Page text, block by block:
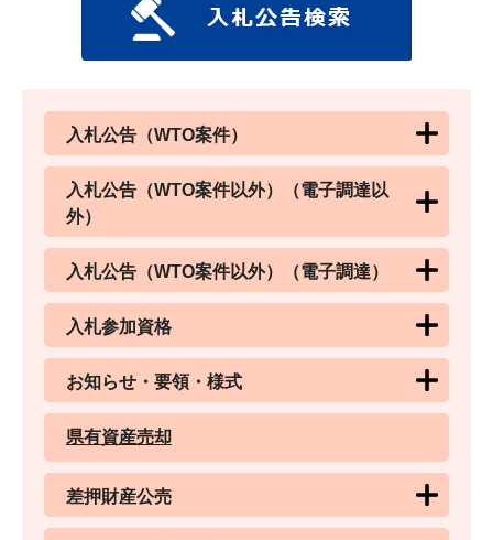
入札公告（WTO案件）
入札公告（WTO案件以外）（電子調達以
外）
入札公告（WTO案件以外）（電子調達）
入札参加資格
お知らせ・要領・様式
県有資産売却
差押財産公売